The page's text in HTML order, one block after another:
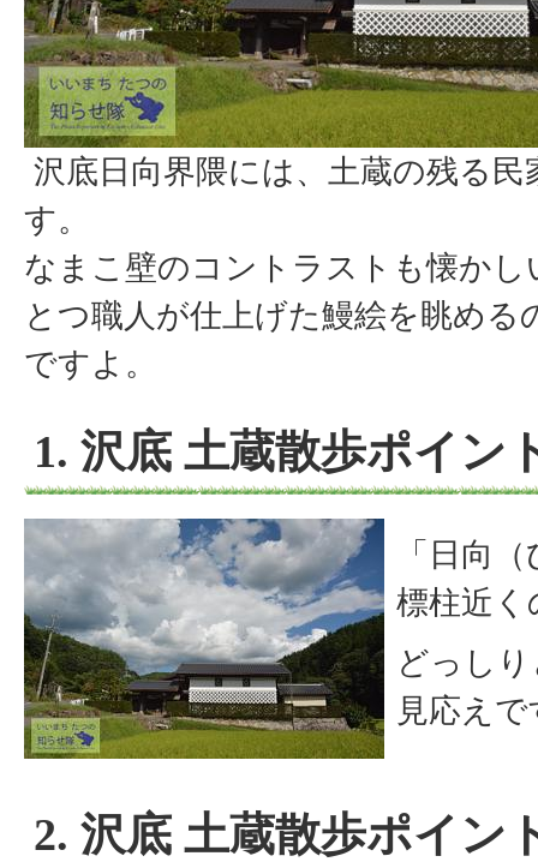
沢底日向界隈には、土蔵の残る
す。
なまこ壁のコントラストも懐か
とつ職人が仕上げた鰻絵を眺め
ですよ。
1. 沢底 土蔵散歩ポイン
「日向
標柱近く
どっし
見応え
2. 沢底 土蔵散歩ポイン